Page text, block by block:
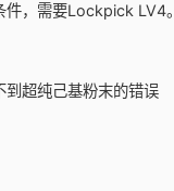
，需要Lockpick LV4。
超纯己基粉末的错误